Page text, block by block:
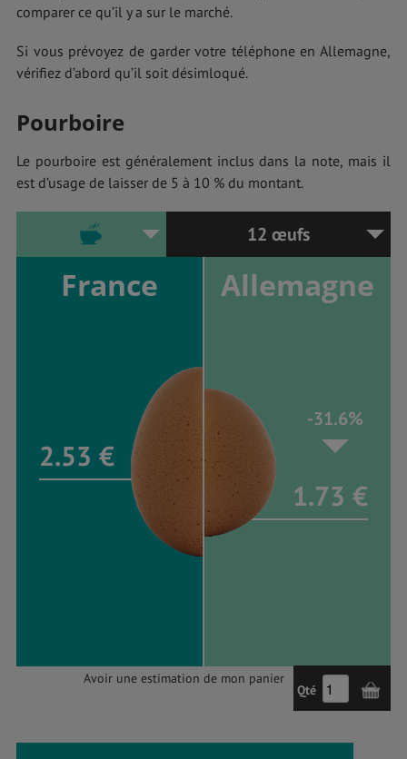
comparer ce qu’il y a sur le marché.
Si vous prévoyez de garder votre téléphone en Allemagne,
vérifiez d’abord qu’il soit désimloqué.
Pourboire
Le pourboire est généralement inclus dans la note, mais il
est d’usage de laisser de 5 à 10 % du montant.
12 œufs
France
2.53 €
Allemagne
-31.6%
1.73 €
Avoir une estimation de mon panier
Qté